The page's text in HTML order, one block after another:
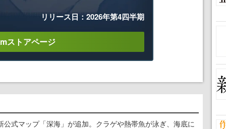
リリース日：2026年第4四半期
ストアページ
公式マップ「深海」が追加。クラゲや熱帯魚が泳ぎ、海底に